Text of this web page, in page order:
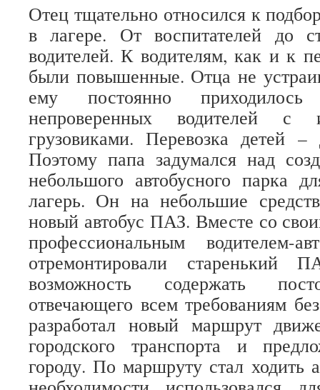
Отец тщательно относился к
в лагере. От воспитателей до
водителей. К водителям, как и к
были повышенные. Отца не
ему постоянно
непроверенных водителей
грузовиками. Перевозка детей –
Поэтому папа задумался над
небольшого автобусного парка
лагерь. Он на небольшие
новый автобус ПАЗ. Вместе со
профессиональным водителем-
отремонтировали старенький
возможность содержать
отвечающего всем требованиям
разработал новый маршрут
городского транспорта и
городу. По маршруту стал ходить